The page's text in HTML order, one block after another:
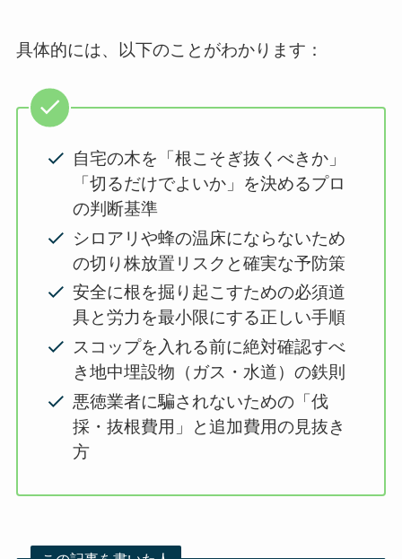
具体的には、以下のことがわかります：
自宅の木を「根こそぎ抜くべきか」
「切るだけでよいか」を決めるプロ
の判断基準
シロアリや蜂の温床にならないため
の切り株放置リスクと確実な予防策
安全に根を掘り起こすための必須道
具と労力を最小限にする正しい手順
スコップを入れる前に絶対確認すべ
き地中埋設物（ガス・水道）の鉄則
悪徳業者に騙されないための「伐
採・抜根費用」と追加費用の見抜き
方